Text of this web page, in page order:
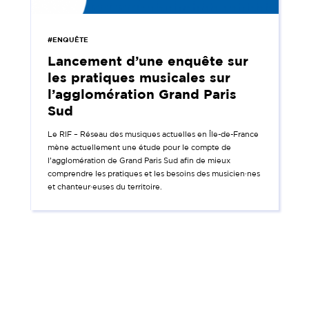
#ENQUÊTE
Lancement d’une enquête sur
les pratiques musicales sur
l’agglomération Grand Paris
Sud
Le RIF – Réseau des musiques actuelles en Île-de-France
mène actuellement une étude pour le compte de
l’agglomération de Grand Paris Sud afin de mieux
comprendre les pratiques et les besoins des musicien·nes
et chanteur·euses du territoire.